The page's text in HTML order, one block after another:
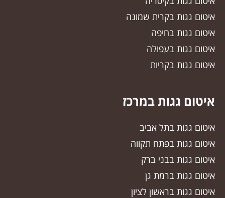
איטום גגות בקרית שמונה
איטום גגות בחיפה
איטום גגות בעפולה
איטום גגות בקריות
איטום גגות במרכז
איטום גגות בתל אביב
איטום גגות בפתח תקווה
איטום גגות בבני ברק
איטום גגות ברמת גן
איטום גגות בראשון לציון